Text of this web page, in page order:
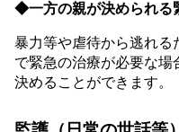
◆一方の親が決められる
暴力等や虐待から逃れる
で緊急の治療が必要な
決めることができます。